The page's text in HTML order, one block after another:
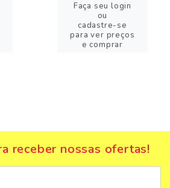
Faça seu login
ou
cadastre-se
para ver preços
e comprar
receber nossas ofertas!